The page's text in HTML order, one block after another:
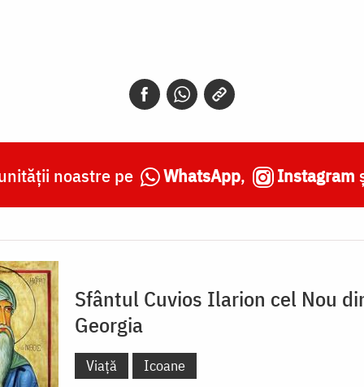
noastre pe WhatsApp, Instagram
Sfântul Cuvios Ilarion cel Nou
Georgia
Viață Icoane